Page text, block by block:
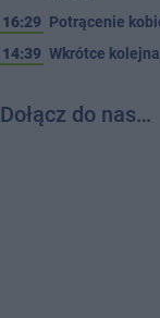
16:29 Potrącenie
14:39 Wkrótce
Dołącz do nas…